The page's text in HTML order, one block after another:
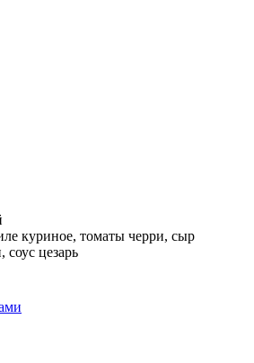
куриное, томаты черри, сыр
соус цезарь